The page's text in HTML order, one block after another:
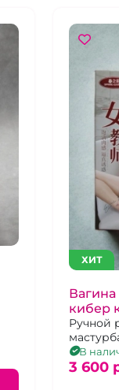
ХИТ
кибер
Ручной
В
3 600